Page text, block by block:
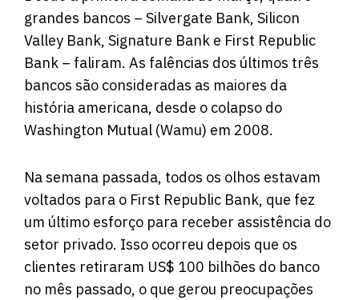
grandes bancos – Silvergate Bank, Silicon
Valley Bank, Signature Bank e First Republic
Bank – faliram. As falências dos últimos três
bancos são consideradas as maiores da
história americana, desde o colapso do
Washington Mutual (Wamu) em 2008.
Na semana passada, todos os olhos estavam
voltados para o First Republic Bank, que fez
um último esforço para receber assistência do
setor privado. Isso ocorreu depois que os
clientes retiraram US$ 100 bilhões do banco
no mês passado, o que gerou preocupações